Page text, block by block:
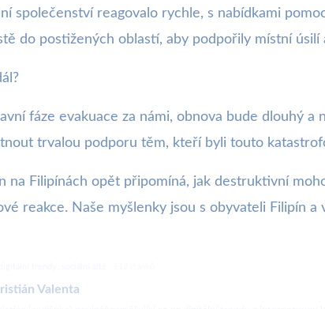
společenství reagovalo rychle, s nabídkami
do postižených oblastí, aby podpořily místní
fáze evakuace za námi, obnova bude dlouhý
trvalou podporu těm, kteří byli touto
na Filipínách opět připomíná, jak destruktivní
reakce. Naše myšlenky jsou s obyvateli Filipín
Valenta